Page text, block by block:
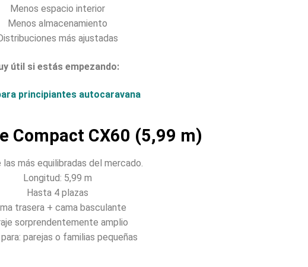
Menos espacio interior
Menos almacenamiento
más ajustadas
útil si estás empezando:
principiantes autocaravana
Compact CX60 (5,99 m)
las más equilibradas del mercado.
Longitud: 5,99 m
Hasta 4 plazas
trasera + cama basculante
sorprendentemente amplio
parejas o familias pequeñas